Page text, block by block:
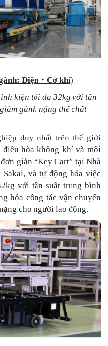
Điện ・ Cơ khí)
kiện tối đa 32kg với tần
gánh nặng thể chất
duy nhất trên thế giới
hòa không khí và môi
giản “Key Cart” tại Nhà
Sakai, và tự động hóa việc
với tần suất trung bình
hóa công tác vận chuyển
cho người lao động.